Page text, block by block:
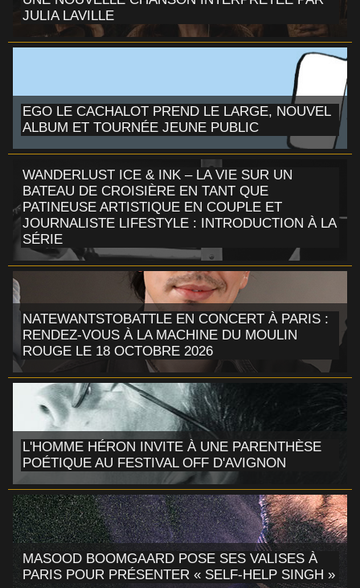
JULIA LAVILLE
EGO LE CACHALOT PREND LE LARGE, NOUVEL
ALBUM ET TOURNÉE JEUNE PUBLIC
WANDERLUST ICE & INK – LA VIE SUR UN
BATEAU DE CROISIÈRE EN TANT QUE
PATINEUSE ARTISTIQUE EN COUPLE ET
JOURNALISTE LIFESTYLE : INTRODUCTION À LA
SÉRIE
NATEWANTSTOBATTLE EN CONCERT À PARIS :
RENDEZ-VOUS À LA MACHINE DU MOULIN
ROUGE LE 18 OCTOBRE 2026
L'HOMME HÉRON INVITE À UNE PARENTHÈSE
POÉTIQUE AU FESTIVAL OFF D'AVIGNON
MASOOD BOOMGAARD POSE SES VALISES À
PARIS POUR PRÉSENTER « SELF-HELP SINGH »